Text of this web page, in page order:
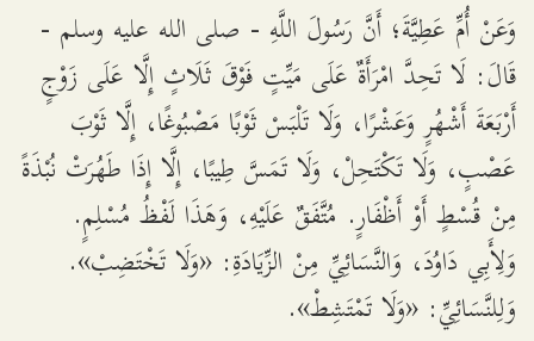
وَعَنْ أُمِّ عَطِيَّةَ؛ أَنَّ رَسُولَ اللَّهِ - صلى الله عليه وسلم -
قَالَ: لَا تَحِدَّ امْرَأَةٌ عَلَى مَيِّتٍ فَوْقَ ثَلَاثٍ إِلَّا عَلَى زَوْجٍ
أَرْبَعَةَ أَشْهُرٍ وَعَشْرًا، وَلَا تَلْبَسْ ثَوْبًا مَصْبُوغًا، إِلَّا ثَوْبَ
عَصْبٍ، وَلَا تَكْتَحِلْ، وَلَا تَمَسَّ طِيبًا، إِلَّا إِذَا طَهُرَتْ نُبْذَةً
مِنْ قُسْطٍ أَوْ أَظْفَارٍ. مُتَّفَقٌ عَلَيْهِ، وَهَذَا لَفْظُ مُسْلِمٍ.
وَلِأَبِي دَاوُدَ، وَالنَّسَائِيِّ مِنْ الزِّيَادَةِ: «وَلَا تَخْتَضِبْ».
وَلِلنَّسَائِيِّ: «وَلَا تَمْتَشِطْ».